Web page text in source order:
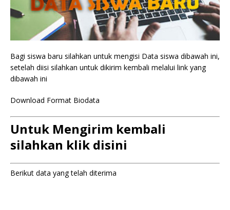
Bagi siswa baru silahkan untuk mengisi Data siswa dibawah ini,
setelah diisi silahkan untuk dikirim kembali melalui link yang
dibawah ini
Download Format Biodata
Untuk Mengirim kembali
silahkan klik disini
Berikut data yang telah diterima